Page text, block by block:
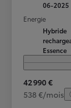
06-2025
Energie
Hybride
Essence
42 990 €
538 €/mois